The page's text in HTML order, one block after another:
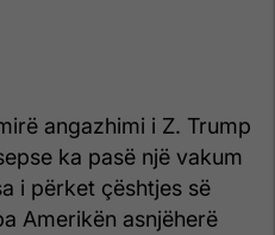
angazhimi i Z. Trump
ka pasë një vakum
i përket çështjes së
Amerikën asnjëherë